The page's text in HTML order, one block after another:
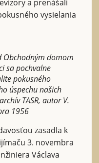
a prenášali
vysielania
Obchodným domom
sa pochvalne
pokusného
úspechu našich
TASR, autor V.
1956
zasadla k
3. novembra
Václava